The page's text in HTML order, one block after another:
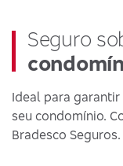
Seguro
Ideal para
seu condomínio.
Bradesco Seguros.